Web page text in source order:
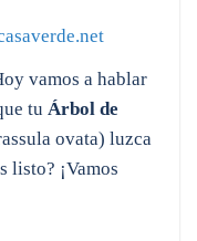
vamos a hablar
tu Árbol de
ovata) luzca
listo? ¡Vamos